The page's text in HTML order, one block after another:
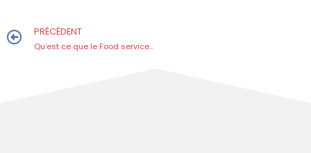
PRÉCÉDENT
Qu’est ce que le Food service ?